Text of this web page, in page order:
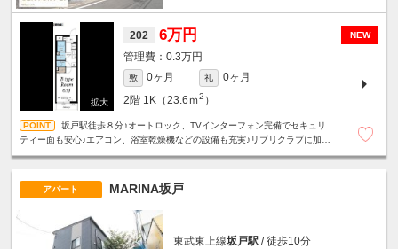
NEW
202 6万円
0.3万円
敷 0ヶ月 礼
0ヶ月
2階 1K（23.6ｍ2 ）
坂戸駅徒歩８分♪オートロック、TVインターフォン完備でセキュリ
ティー面も安心♪エアコン、浴室乾燥機などの設備も充実♪リブリクラブに加入
アパート MARINA坂戸
東武東上線坂戸駅 / 徒歩10分